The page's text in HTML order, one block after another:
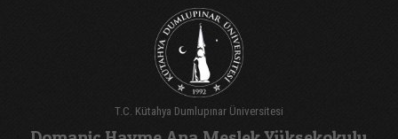
T.C. Kütahya Dumlupınar Üniversitesi